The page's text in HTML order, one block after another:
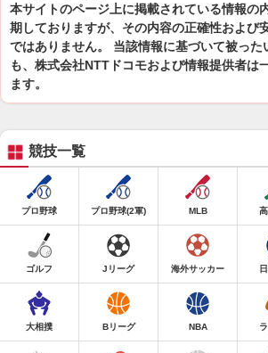
本サイトのページ上に掲載されている情報の
期しておりますが、その内容の正確性および
ではありません。 当該情報に基づいて被った
も、株式会社NTTドコモおよび情報提供者は
ます。
競技一覧
プロ野球 プロ野球(2軍) MLB
ゴルフ Jリーグ 海外サッカー
大相撲 Bリーグ NBA